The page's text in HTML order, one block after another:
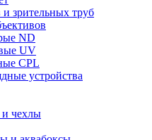
и зрительных труб
ND
UV
CPL
устройства
чехлы